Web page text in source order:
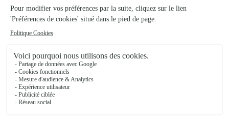
La Fontaine Fleurie
★★★★★4.5 (737)
Voir la boutique